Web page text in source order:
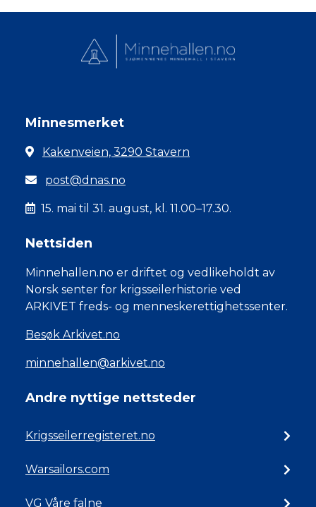
Minnesmerket
Kakenveien, 3290 Stavern
post@dnas.no
15. mai til 31. august, kl. 11.00–17.30.
Nettsiden
Minnehallen.no er driftet og vedlikeholdt av
Norsk senter for krigsseilerhistorie ved
ARKIVET freds- og menneskerettighetssenter.
Besøk Arkivet.no
minnehallen@arkivet.no
Andre nyttige nettsteder
Krigsseilerregisteret.no
Warsailors.com
VG Våre falne